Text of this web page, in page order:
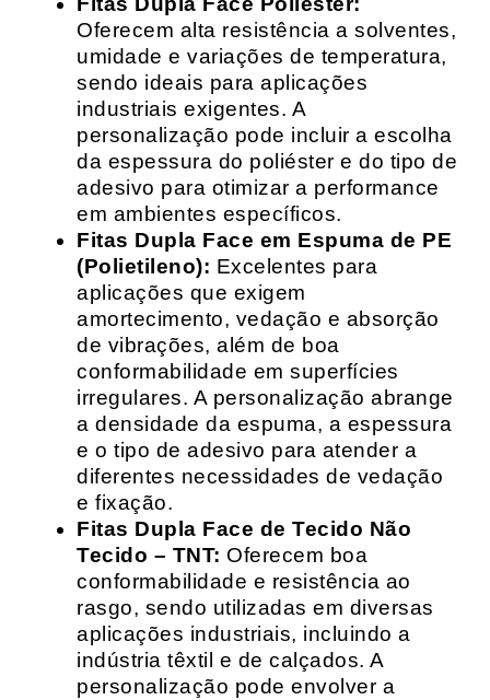
Oferecem alta resistência a solventes,
umidade e variações de temperatura,
sendo ideais para aplicações
industriais exigentes. A
personalização pode incluir a escolha
da espessura do poliéster e do tipo de
adesivo para otimizar a performance
em ambientes específicos.
Fitas Dupla Face em Espuma de PE
(Polietileno): Excelentes para
aplicações que exigem
amortecimento, vedação e absorção
de vibrações, além de boa
conformabilidade em superfícies
irregulares. A personalização abrange
a densidade da espuma, a espessura
e o tipo de adesivo para atender a
diferentes necessidades de vedação
e fixação.
Fitas Dupla Face de Tecido Não
Tecido – TNT: Oferecem boa
conformabilidade e resistência ao
rasgo, sendo utilizadas em diversas
aplicações industriais, incluindo a
indústria têxtil e de calçados. A
personalização pode envolver a